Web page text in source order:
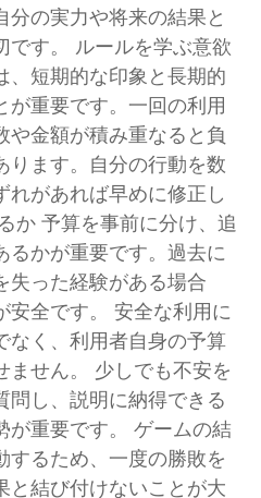
分の実力や将来の結果と
です。 ルールを学ぶ意欲
、短期的な印象と長期的
が重要です。一回の利用
や金額が積み重なると負
ります。自分の行動を数
れがあれば早めに修正し
か 予算を事前に分け、追
るかが重要です。過去に
失った経験がある場合
安全です。 安全な利用に
なく、利用者自身の予算
ません。 少しでも不安を
問し、説明に納得できる
が重要です。 ゲームの結
するため、一度の勝敗を
と結び付けないことが大